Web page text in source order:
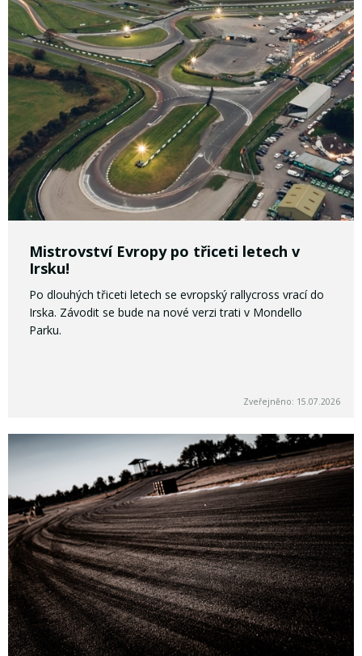
Mistrovství Evropy po třiceti letech v
Irsku!
Po dlouhých třiceti letech se evropský rallycross vrací do
Irska. Závodit se bude na nové verzi trati v Mondello
Parku.
Zveřejněno: 15.07.2026